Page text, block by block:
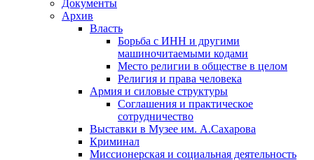
Документы
Архив
Власть
Борьба с ИНН и другими
машиночитаемыми кодами
Место религии в обществе в целом
Религия и права человека
Армия и силовые структуры
Соглашения и практическое
сотрудничество
Выставки в Музее им. А.Сахарова
Криминал
Миссионерская и социальная деятельность